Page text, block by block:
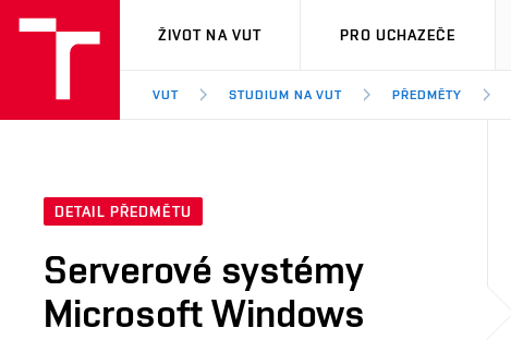
VUT
ŽIVOT NA VUT PRO UCHAZEČE
VUT STUDIUM NA VUT PŘEDMĚTY
DETAIL PŘEDMĚTU
Serverové systémy
Microsoft Windows